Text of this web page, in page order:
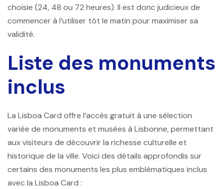
choisie (24, 48 ou 72 heures). Il est donc judicieux de
commencer à l’utiliser tôt le matin pour maximiser sa
validité.
Liste des monuments
inclus
La Lisboa Card offre l’accès gratuit à une sélection
variée de monuments et musées à Lisbonne, permettant
aux visiteurs de découvrir la richesse culturelle et
historique de la ville. Voici des détails approfondis sur
certains des monuments les plus emblématiques inclus
avec la Lisboa Card :